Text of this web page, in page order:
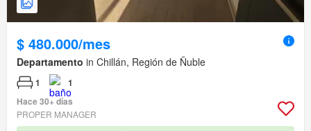
$ 480.000/mes
Departamento in Chillán, Región de Ñuble
1
1
Hace 30+ días
PROPER MANAGER